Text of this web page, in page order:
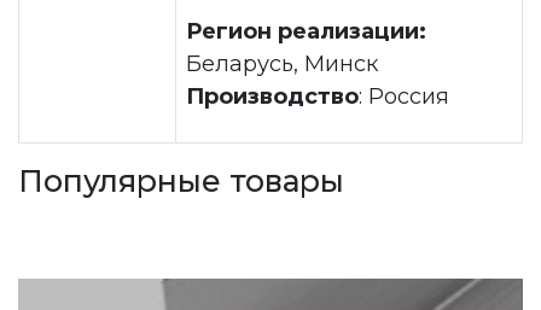
Регион реализации:
Беларусь, Минск
Производство: Россия
Популярные товары